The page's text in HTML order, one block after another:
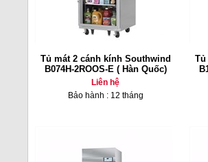
Tủ mát 2 cánh kính Southwind
B074H-2ROOS-E ( Hàn Quốc)
Liên hệ
Bảo hành : 12 tháng
Tủ